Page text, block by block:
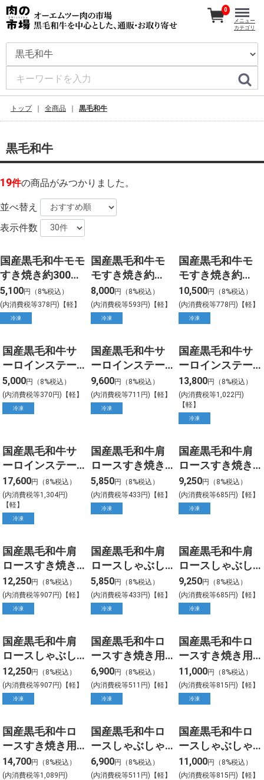
0
メニュー
カテゴリ
トップ 全商品 黒毛和牛
黒毛和牛
19件の商品がみつかりました。
並べ替え
表示件数
国産黒毛和牛モモ
すき焼き約300g
入り
5,100円（8%税込）
(内消費税等378円)【軽】
冷凍
国産黒毛和牛モ
モすき焼き約
500g入り
8,000円（8%税込）
(内消費税等593円)【軽】
冷凍
国産黒毛和牛モ
モすき焼き約
700g入り
10,500円（8%税込）
(内消費税等778円)【軽】
冷凍
国産黒毛和牛サ
ーロインステー
キ 約200gカット
1枚入
5,000円（8%税込）
(内消費税等370円)【軽】
冷凍
国産黒毛和牛サ
ーロインステー
キ 約200gカット
2枚入
9,600円（8%税込）
(内消費税等711円)【軽】
冷凍
国産黒毛和牛サ
ーロインステー
キ 約200gカット
3枚入
13,800円（8%税込）
(内消費税等1,022円)
【軽】
冷凍
国産黒毛和牛サ
ーロインステー
キ 約200gカット
4枚入
17,600円（8%税込）
(内消費税等1,304円)
【軽】
冷凍
国産黒毛和牛肩
ロースすき焼き
用 約300g入
5,850円（8%税込）
(内消費税等433円)【軽】
冷凍
国産黒毛和牛肩
ロースすき焼き
用 約500ｇ入
9,250円（8%税込）
(内消費税等685円)【軽】
冷凍
国産黒毛和牛肩
ロースすき焼き
用 約700g入
12,250円（8%税込）
(内消費税等907円)【軽】
冷凍
国産黒毛和牛肩
ロースしゃぶし
ゃぶ用 約300g入
5,850円（8%税込）
(内消費税等433円)【軽】
冷凍
国産黒毛和牛肩
ロースしゃぶし
ゃぶ用 約500g入
9,250円（8%税込）
(内消費税等685円)【軽】
冷凍
国産黒毛和牛肩
ロースしゃぶし
ゃぶ用 約700g入
12,250円（8%税込）
(内消費税等907円)【軽】
冷凍
国産黒毛和牛ロ
ースすき焼き用
約300g入
6,900円（8%税込）
(内消費税等511円)【軽】
冷凍
国産黒毛和牛ロ
ースすき焼き用
約500g入
11,000円（8%税込）
(内消費税等815円)【軽】
冷凍
国産黒毛和牛ロ
ースすき焼き用
約700g入
14,700円（8%税込）
(内消費税等1,089円)
国産黒毛和牛ロ
ースしゃぶしゃ
ぶ用 約300g入
6,900円（8%税込）
(内消費税等511円)【軽】
国産黒毛和牛ロ
ースしゃぶしゃ
ぶ用 約500g入
11,000円（8%税込）
(内消費税等815円)【軽】